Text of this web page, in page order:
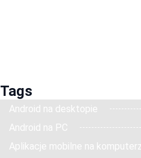
Tags
Android na desktopie
Android na PC
Aplikacje mobilne na